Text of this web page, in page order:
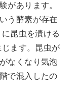
があります。
う酵素が存在
昆虫を漬ける
ます。昆虫が
なくなり気泡
で混入したの